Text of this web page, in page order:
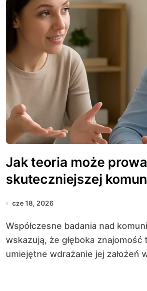
Jak teoria może
skuteczniejszej
cze 18, 2026
Współczesne badania nad komunikacją
wskazują, że głęboka znajomość
umiejętne wdrażanie jej założeń